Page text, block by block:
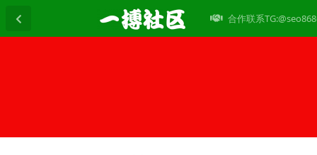
合作联系